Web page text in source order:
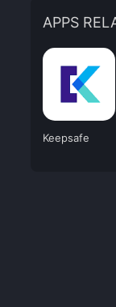
APPS
Keepsafe